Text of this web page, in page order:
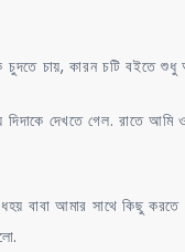
চায়, কারন চটি বইতে শুধু
দেখতে গেল. রাতে
আমার সাথে কিছু করতে